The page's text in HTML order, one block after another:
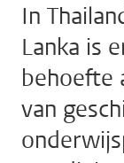
In
Lanka is
behoefte
van